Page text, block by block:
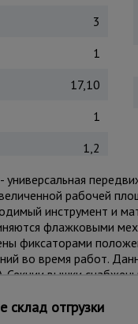
3
1
17,10
1
1,2
рабочей
инструмент и
флажковыми
фиксаторами
во время работ.
Секции вышки
ветра. Настил
и удобного
склад отгрузки